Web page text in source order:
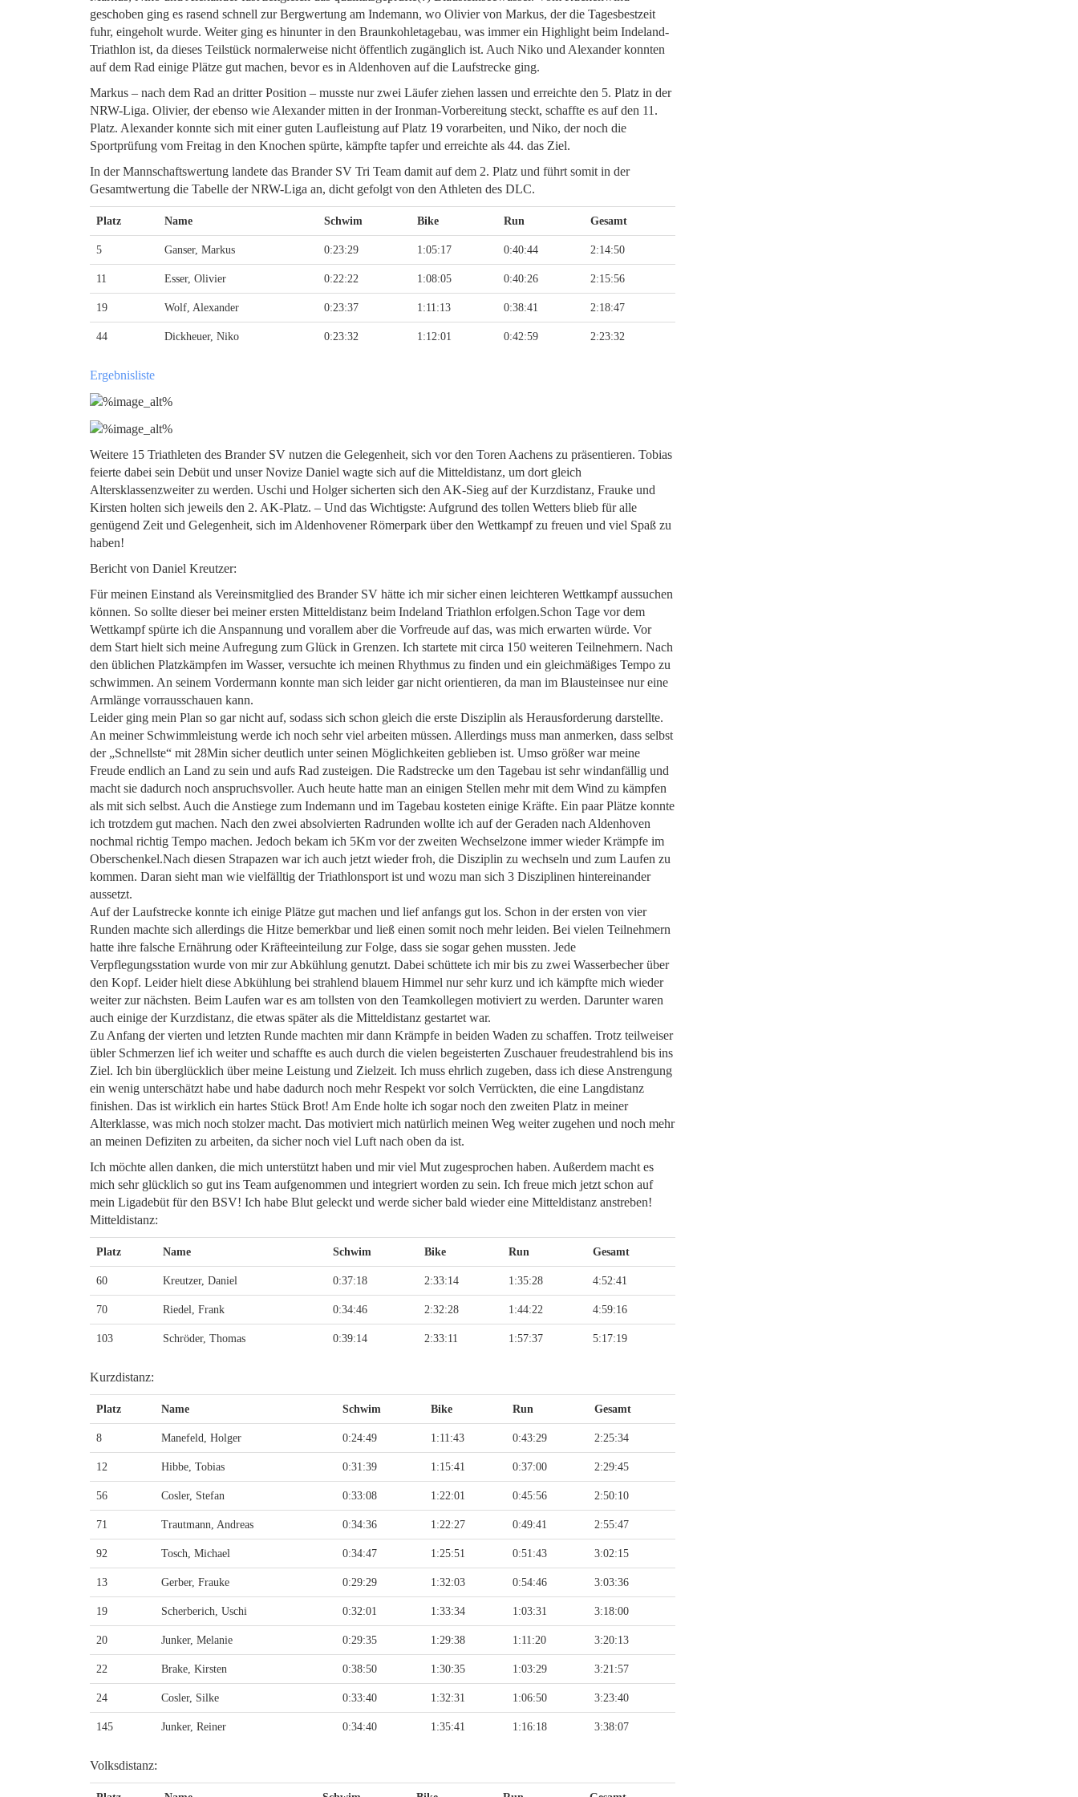
geschoben ging es rasend schnell zur Bergwertung am Indemann, wo Olivier von Markus, der die Tagesbestzeit
fuhr, eingeholt wurde. Weiter ging es hinunter in den Braunkohletagebau, was immer ein Highlight beim Indeland-
Triathlon ist, da dieses Teilstück normalerweise nicht öffentlich zugänglich ist. Auch Niko und Alexander konnten
auf dem Rad einige Plätze gut machen, bevor es in Aldenhoven auf die Laufstrecke ging.
Markus – nach dem Rad an dritter Position – musste nur zwei Läufer ziehen lassen und erreichte den 5. Platz in der
NRW-Liga. Olivier, der ebenso wie Alexander mitten in der Ironman-Vorbereitung steckt, schaffte es auf den 11.
Platz. Alexander konnte sich mit einer guten Laufleistung auf Platz 19 vorarbeiten, und Niko, der noch die
Sportprüfung vom Freitag in den Knochen spürte, kämpfte tapfer und erreichte als 44. das Ziel.
In der Mannschaftswertung landete das Brander SV Tri Team damit auf dem 2. Platz und führt somit in der
Gesamtwertung die Tabelle der NRW-Liga an, dicht gefolgt von den Athleten des DLC.
Platz Name Schwim Bike Run Gesamt
5 Ganser, Markus 0:23:29 1:05:17 0:40:44 2:14:50
11 Esser, Olivier 0:22:22 1:08:05 0:40:26 2:15:56
19 Wolf, Alexander 0:23:37 1:11:13 0:38:41 2:18:47
44 Dickheuer, Niko 0:23:32 1:12:01 0:42:59 2:23:32
Ergebnisliste
Weitere 15 Triathleten des Brander SV nutzen die Gelegenheit, sich vor den Toren Aachens zu präsentieren. Tobias
feierte dabei sein Debüt und unser Novize Daniel wagte sich auf die Mitteldistanz, um dort gleich
Altersklassenzweiter zu werden. Uschi und Holger sicherten sich den AK-Sieg auf der Kurzdistanz, Frauke und
Kirsten holten sich jeweils den 2. AK-Platz. – Und das Wichtigste: Aufgrund des tollen Wetters blieb für alle
genügend Zeit und Gelegenheit, sich im Aldenhovener Römerpark über den Wettkampf zu freuen und viel Spaß zu
haben!
Bericht von Daniel Kreutzer:
Für meinen Einstand als Vereinsmitglied des Brander SV hätte ich mir sicher einen leichteren Wettkampf aussuchen
können. So sollte dieser bei meiner ersten Mitteldistanz beim Indeland Triathlon erfolgen.Schon Tage vor dem
Wettkampf spürte ich die Anspannung und vorallem aber die Vorfreude auf das, was mich erwarten würde. Vor
dem Start hielt sich meine Aufregung zum Glück in Grenzen. Ich startete mit circa 150 weiteren Teilnehmern. Nach
den üblichen Platzkämpfen im Wasser, versuchte ich meinen Rhythmus zu finden und ein gleichmäßiges Tempo zu
schwimmen. An seinem Vordermann konnte man sich leider gar nicht orientieren, da man im Blausteinsee nur eine
Armlänge vorrausschauen kann.
Leider ging mein Plan so gar nicht auf, sodass sich schon gleich die erste Disziplin als Herausforderung darstellte.
An meiner Schwimmleistung werde ich noch sehr viel arbeiten müssen. Allerdings muss man anmerken, dass selbst
der „Schnellste“ mit 28Min sicher deutlich unter seinen Möglichkeiten geblieben ist. Umso größer war meine
Freude endlich an Land zu sein und aufs Rad zusteigen. Die Radstrecke um den Tagebau ist sehr windanfällig und
macht sie dadurch noch anspruchsvoller. Auch heute hatte man an einigen Stellen mehr mit dem Wind zu kämpfen
als mit sich selbst. Auch die Anstiege zum Indemann und im Tagebau kosteten einige Kräfte. Ein paar Plätze konnte
ich trotzdem gut machen. Nach den zwei absolvierten Radrunden wollte ich auf der Geraden nach Aldenhoven
nochmal richtig Tempo machen. Jedoch bekam ich 5Km vor der zweiten Wechselzone immer wieder Krämpfe im
Oberschenkel.Nach diesen Strapazen war ich auch jetzt wieder froh, die Disziplin zu wechseln und zum Laufen zu
kommen. Daran sieht man wie vielfälltig der Triathlonsport ist und wozu man sich 3 Disziplinen hintereinander
aussetzt.
Auf der Laufstrecke konnte ich einige Plätze gut machen und lief anfangs gut los. Schon in der ersten von vier
Runden machte sich allerdings die Hitze bemerkbar und ließ einen somit noch mehr leiden. Bei vielen Teilnehmern
hatte ihre falsche Ernährung oder Kräfteeinteilung zur Folge, dass sie sogar gehen mussten. Jede
Verpflegungsstation wurde von mir zur Abkühlung genutzt. Dabei schüttete ich mir bis zu zwei Wasserbecher über
den Kopf. Leider hielt diese Abkühlung bei strahlend blauem Himmel nur sehr kurz und ich kämpfte mich wieder
weiter zur nächsten. Beim Laufen war es am tollsten von den Teamkollegen motiviert zu werden. Darunter waren
auch einige der Kurzdistanz, die etwas später als die Mitteldistanz gestartet war.
Zu Anfang der vierten und letzten Runde machten mir dann Krämpfe in beiden Waden zu schaffen. Trotz teilweiser
übler Schmerzen lief ich weiter und schaffte es auch durch die vielen begeisterten Zuschauer freudestrahlend bis ins
Ziel. Ich bin überglücklich über meine Leistung und Zielzeit. Ich muss ehrlich zugeben, dass ich diese Anstrengung
ein wenig unterschätzt habe und habe dadurch noch mehr Respekt vor solch Verrückten, die eine Langdistanz
finishen. Das ist wirklich ein hartes Stück Brot! Am Ende holte ich sogar noch den zweiten Platz in meiner
Alterklasse, was mich noch stolzer macht. Das motiviert mich natürlich meinen Weg weiter zugehen und noch mehr
an meinen Defiziten zu arbeiten, da sicher noch viel Luft nach oben da ist.
Ich möchte allen danken, die mich unterstützt haben und mir viel Mut zugesprochen haben. Außerdem macht es
mich sehr glücklich so gut ins Team aufgenommen und integriert worden zu sein. Ich freue mich jetzt schon auf
mein Ligadebüt für den BSV! Ich habe Blut geleckt und werde sicher bald wieder eine Mitteldistanz anstreben!
Mitteldistanz:
Platz Name Schwim Bike Run Gesamt
60 Kreutzer, Daniel 0:37:18 2:33:14 1:35:28 4:52:41
70 Riedel, Frank 0:34:46 2:32:28 1:44:22 4:59:16
103 Schröder, Thomas 0:39:14 2:33:11 1:57:37 5:17:19
Kurzdistanz:
Platz Name Schwim Bike Run Gesamt
8 Manefeld, Holger 0:24:49 1:11:43 0:43:29 2:25:34
12 Hibbe, Tobias 0:31:39 1:15:41 0:37:00 2:29:45
56 Cosler, Stefan 0:33:08 1:22:01 0:45:56 2:50:10
71 Trautmann, Andreas 0:34:36 1:22:27 0:49:41 2:55:47
92 Tosch, Michael 0:34:47 1:25:51 0:51:43 3:02:15
13 Gerber, Frauke 0:29:29 1:32:03 0:54:46 3:03:36
19 Scherberich, Uschi 0:32:01 1:33:34 1:03:31 3:18:00
20 Junker, Melanie 0:29:35 1:29:38 1:11:20 3:20:13
22 Brake, Kirsten 0:38:50 1:30:35 1:03:29 3:21:57
24 Cosler, Silke 0:33:40 1:32:31 1:06:50 3:23:40
145 Junker, Reiner 0:34:40 1:35:41 1:16:18 3:38:07
Volksdistanz: